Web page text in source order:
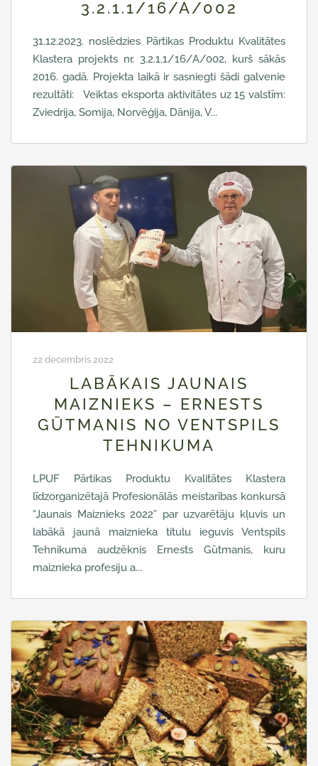
3.2.1.1/16/A/002
31.12.2023. noslēdzies Pārtikas Produktu Kvalitātes
Klastera projekts nr. 3.2.1.1/16/A/002, kurš sākās
2016. gadā. Projekta laikā ir sasniegti šādi galvenie
rezultāti: Veiktas eksporta aktivitātes uz 15 valstīm:
Zviedrija, Somija, Norvēģija, Dānija, V...
22 decembris 2022
LABĀKAIS JAUNAIS
MAIZNIEKS – ERNESTS
GŪTMANIS NO VENTSPILS
TEHNIKUMA
LPUF Pārtikas Produktu Kvalitātes Klastera
līdzorganizētajā Profesionālās meistarības konkursā
“Jaunais Maiznieks 2022” par uzvarētāju kļuvis un
labākā jaunā maiznieka titulu ieguvis Ventspils
Tehnikuma audzēknis Ernests Gūtmanis, kuru
maiznieka profesiju a...